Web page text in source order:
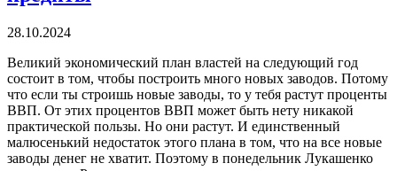
28.10.2024
Великий экономический план властей на следующий год
состоит в том, чтобы построить много новых заводов. Потому
что если ты строишь новые заводы, то у тебя растут проценты
ВВП. От этих процентов ВВП может быть нету никакой
практической пользы. Но они растут. И единственный
малюсенький недостаток этого плана в том, что на все новые
заводы денег не хватит. Поэтому в понедельник Лукашенко